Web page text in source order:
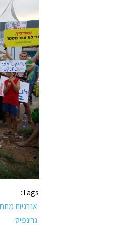
Tags:
אנרגיות
גרינפיס